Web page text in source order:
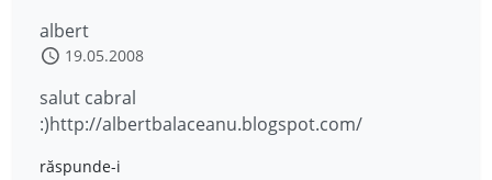
albert
19.05.2008
salut cabral
:)http://albertbalaceanu.blogspot.com/
răspunde-i